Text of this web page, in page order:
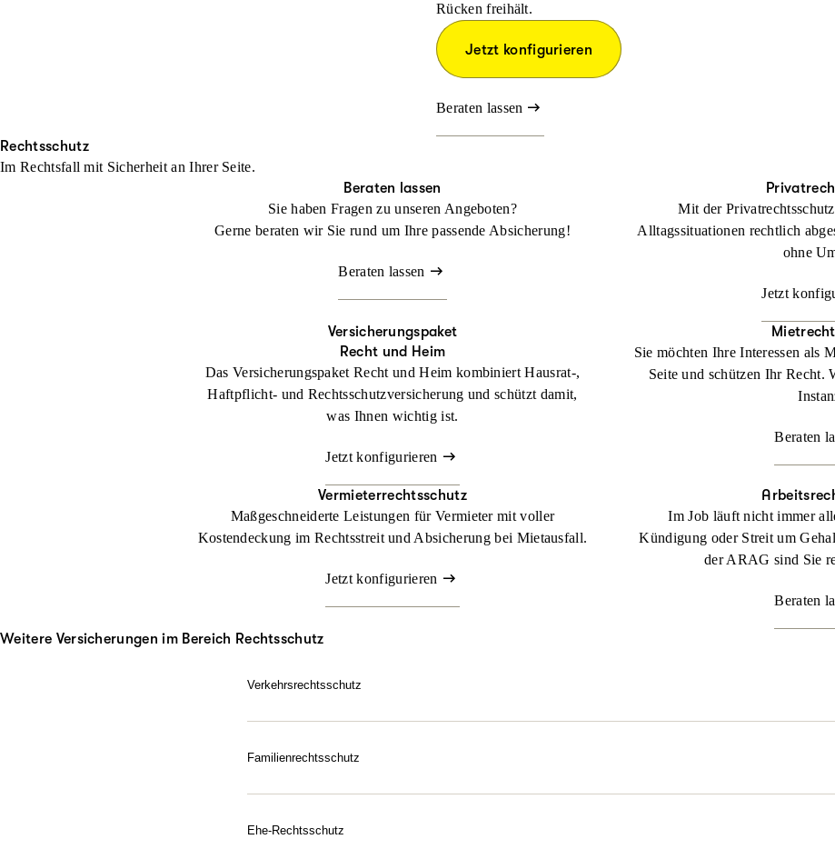
Rücken freihält.
Jetzt konfigurieren
Beraten lassen
Rechtsschutz
Im Rechtsfall mit Sicher­heit an Ihrer Seite.
Beraten lassen
Sie haben Fragen zu unseren Angeboten?
Gerne beraten wir Sie rund um Ihre passende Absicherung!
Beraten lassen
Mit der
Alltagssituationen rechtlich
ohne
Jetzt
Versicherungspaket
Recht und Heim
Das Versicherungspaket Recht und Heim kombiniert Hausrat-,
Haftpflicht- und Rechtsschutzversicherung und schützt damit,
was Ihnen wichtig ist.
Jetzt konfigurieren
Sie möchten Ihre Interessen als
Seite und schützen Ihr Recht.
Beraten
Vermieterrechtsschutz
Maßgeschneiderte Leistungen für Vermieter mit voller
Kostendeckung im Rechtsstreit und Absicherung bei Mietausfall.
Jetzt konfigurieren
Im Job läuft nicht immer
Kündigung oder Streit um
der ARAG sind Sie
Beraten
Weitere Versicherungen im Bereich Rechtsschutz
Verkehrsrechtsschutz
Familienrechtsschutz
Schutz ausfallen soll.
Ehe-Rechtsschutz